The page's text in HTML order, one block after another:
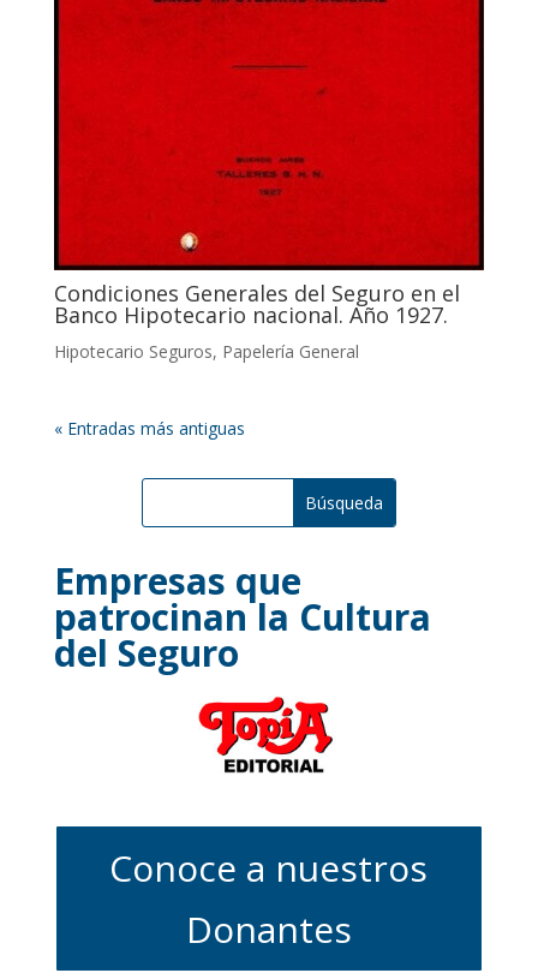
Condiciones Generales del Seguro en el
Banco Hipotecario nacional. Año 1927.
Hipotecario Seguros, Papelería General
« Entradas más antiguas
Empresas que
patrocinan la Cultura
del Seguro
Conoce a nuestros
Donantes